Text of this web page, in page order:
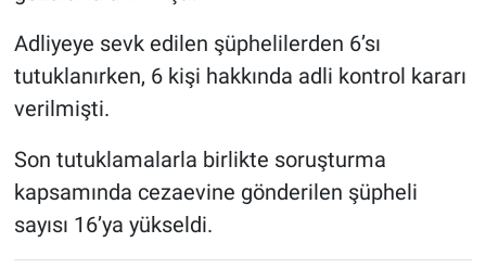
Adliyeye sevk edilen şüphelilerden 6’sı
tutuklanırken, 6 kişi hakkında adli kontrol kararı
verilmişti.
Son tutuklamalarla birlikte soruşturma
kapsamında cezaevine gönderilen şüpheli
sayısı 16’ya yükseldi.